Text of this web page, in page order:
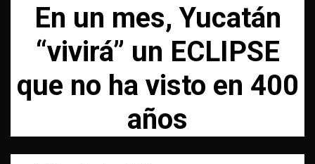
En un mes, Yucatán
“vivirá” un ECLIPSE
que no ha visto en 400
años